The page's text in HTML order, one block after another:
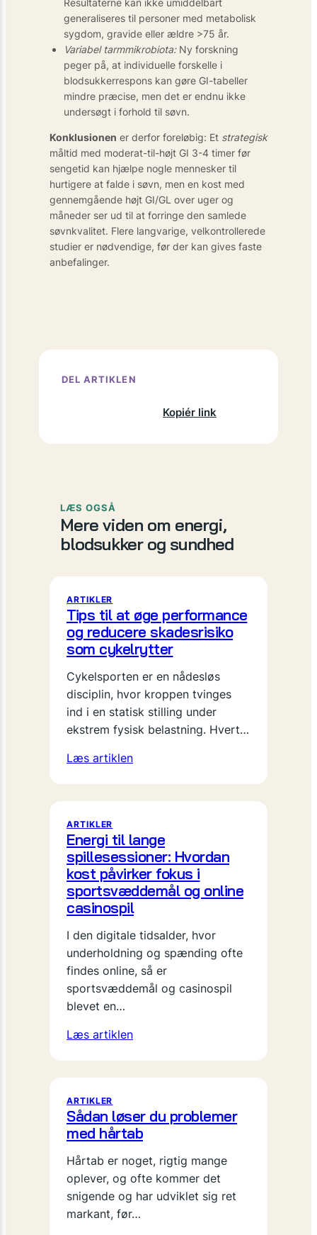
Resultaterne kan ikke umiddelbart
generaliseres til personer med metabolisk
sygdom, gravide eller ældre >75 år.
Variabel tarmmikrobiota:Ny forskning
peger på, at individuelle forskelle i
blodsukkerrespons kan gøre GI-tabeller
mindre præcise, men det er endnu ikke
undersøgt i forhold til søvn.
Konklusionen er derfor foreløbig: Et strategisk
måltid med moderat-til-højt GI 3-4 timer før
sengetid kan hjælpe nogle mennesker til
hurtigere at falde i søvn, men en kost med
gennemgående højt GI/GL over uger og
måneder ser ud til at forringe den samlede
søvnkvalitet. Flere langvarige, velkontrollerede
studier er nødvendige, før der kan gives faste
anbefalinger.
DEL ARTIKLEN
Kopiér link
LÆS OGSÅ
Mere viden om energi,
blodsukker og sundhed
ARTIKLER
Tips til at øge performance
og reducere skadesrisiko
som cykelrytter
Cykelsporten er en nådesløs
disciplin, hvor kroppen tvinges
ind i en statisk stilling under
ekstrem fysisk belastning. Hvert…
Læs artiklen
ARTIKLER
Energi til lange
spillesessioner: Hvordan
kost påvirker fokus i
sportsvæddemål og online
casinospil
I den digitale tidsalder, hvor
underholdning og spænding ofte
findes online, så er
sportsvæddemål og casinospil
blevet en…
Læs artiklen
ARTIKLER
Sådan løser du problemer
med hårtab
Hårtab er noget, rigtig mange
oplever, og ofte kommer det
snigende og har udviklet sig ret
markant, før…